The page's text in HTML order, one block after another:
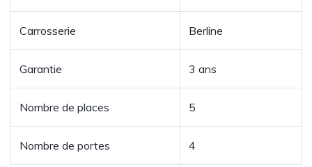
Carrosserie Berline
Garantie 3 ans
Nombre de places 5
Nombre de portes 4